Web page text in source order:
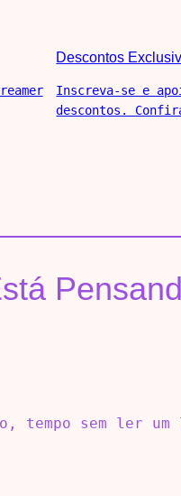
Descontos
Inscreva-se e
descontos.
tempo sem ler